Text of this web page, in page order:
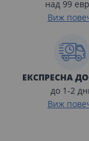
над 99
Виж
ЕКСПРЕСНА
до 1-2
Виж